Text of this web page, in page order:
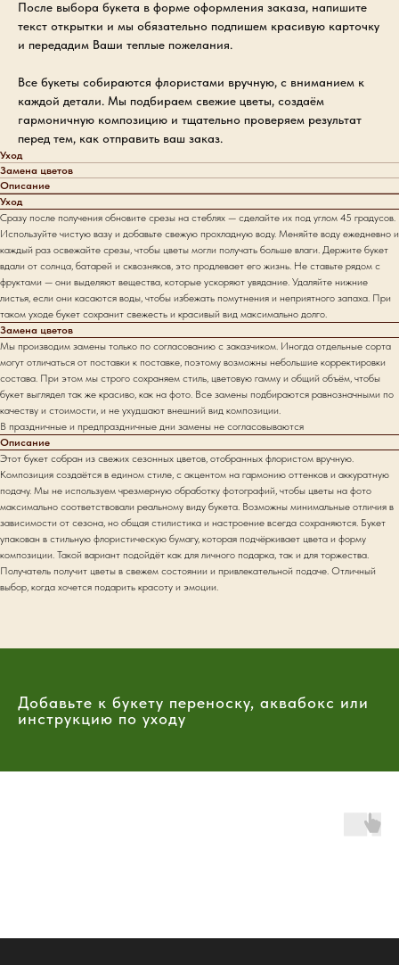
После выбора букета в форме оформления заказа, напишите
текст открытки и мы обязательно подпишем красивую карточку
и передадим Ваши теплые пожелания.
Все букеты собираются флористами вручную, с вниманием к
каждой детали. Мы подбираем свежие цветы, создаём
гармоничную композицию и тщательно проверяем результат
перед тем, как отправить ваш заказ.
Уход
Замена цветов
Описание
Уход
Сразу после получения обновите срезы на стеблях — сделайте их под углом 45 градусов.
Используйте чистую вазу и добавьте свежую прохладную воду. Меняйте воду ежедневно и
каждый раз освежайте срезы, чтобы цветы могли получать больше влаги. Держите букет
вдали от солнца, батарей и сквозняков, это продлевает его жизнь. Не ставьте рядом с
фруктами — они выделяют вещества, которые ускоряют увядание. Удаляйте нижние
листья, если они касаются воды, чтобы избежать помутнения и неприятного запаха. При
таком уходе букет сохранит свежесть и красивый вид максимально долго.
Замена цветов
Мы производим замены только по согласованию с заказчиком. Иногда отдельные сорта
могут отличаться от поставки к поставке, поэтому возможны небольшие корректировки
состава. При этом мы строго сохраняем стиль, цветовую гамму и общий объём, чтобы
букет выглядел так же красиво, как на фото. Все замены подбираются равнозначными по
качеству и стоимости, и не ухудшают внешний вид композиции.
В праздничные и предпраздничные дни замены не согласовываются
Описание
Этот букет собран из свежих сезонных цветов, отобранных флористом вручную.
Композиция создаётся в едином стиле, с акцентом на гармонию оттенков и аккуратную
подачу. Мы не используем чрезмерную обработку фотографий, чтобы цветы на фото
максимально соответствовали реальному виду букета. Возможны минимальные отличия в
зависимости от сезона, но общая стилистика и настроение всегда сохраняются. Букет
упакован в стильную флористическую бумагу, которая подчёркивает цвета и форму
композиции. Такой вариант подойдёт как для личного подарка, так и для торжества.
Получатель получит цветы в свежем состоянии и привлекательной подаче. Отличный
выбор, когда хочется подарить красоту и эмоции.
Добавьте к букету переноску, аквабокс или
инструкцию по уходу